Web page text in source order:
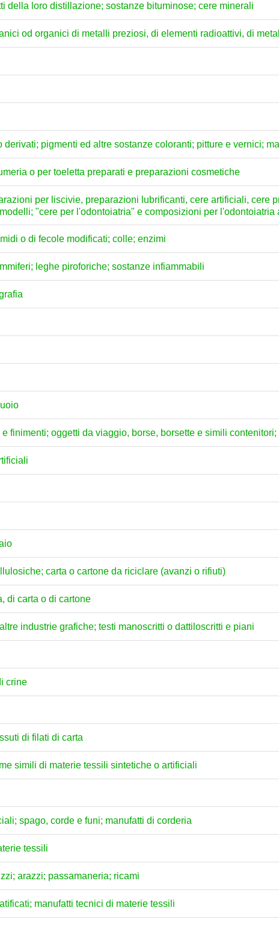
della loro distillazione; sostanze bituminose; cere minerali
od organici di metalli preziosi, di elementi radioattivi, di
derivati; pigmenti ed altre sostanze coloranti; pitture e vernici;
o per toeletta preparati e preparazioni cosmetiche
per liscivie, preparazioni lubrificanti, cere artificiali, cere
"cere per l'odontoiatria" e composizioni per l'odontoiatria
o di fecole modificati; colle; enzimi
leghe piroforiche; sostanze infiammabili
finimenti; oggetti da viaggio, borse, borsette e simili
carta o cartone da riciclare (avanzi o rifiuti)
di carta o di cartone
industrie grafiche; testi manoscritti o dattiloscritti e piani
crine
di filati di carta
simili di materie tessili sintetiche o artificiali
spago, corde e funi; manufatti di corderia
tessili
arazzi; passamaneria; ricami
manufatti tecnici di materie tessili